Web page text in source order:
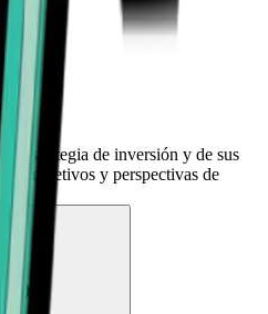
estrategia de inversión y de sus
objetivos y perspectivas de